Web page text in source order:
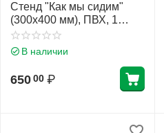
Стенд "Как мы сидим"
(300х400 мм), ПВХ, 1
карман А4 (плоский)
В наличии
650 00 ₽